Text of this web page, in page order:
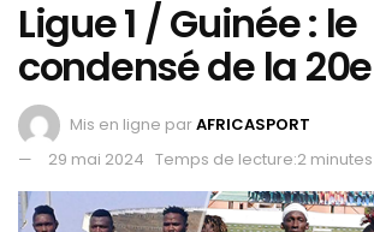
Ligue 1 / Guinée : le
condensé de la
Mis en ligne parAFRICASPORT
29 mai 2024 Temps de lecture:2 minutes